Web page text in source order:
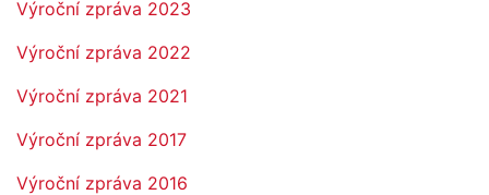
Výroční zpráva 2023
Výroční zpráva 2022
Výroční zpráva 2021
Výroční zpráva 2017
Výroční zpráva 2016